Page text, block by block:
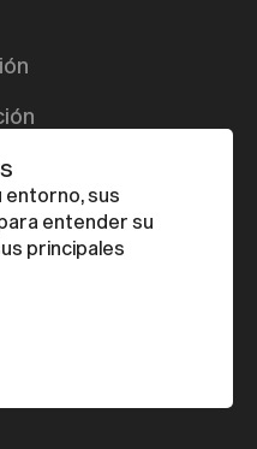
entorno, sus
entender su
principales